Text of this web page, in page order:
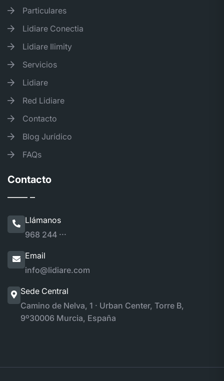
Particulares
Lidiare Conectia
Lidiare Ilimity
Servicios
Lidiare
Red Lidiare
Contacto
Blog Jurídico
FAQs
Contacto
Llámanos
968 244 ···
Email
info@lidiare.com
Sede Central
Camino de Nelva, 1 · Urban Center, Torre B,
9º30006 Murcia, España